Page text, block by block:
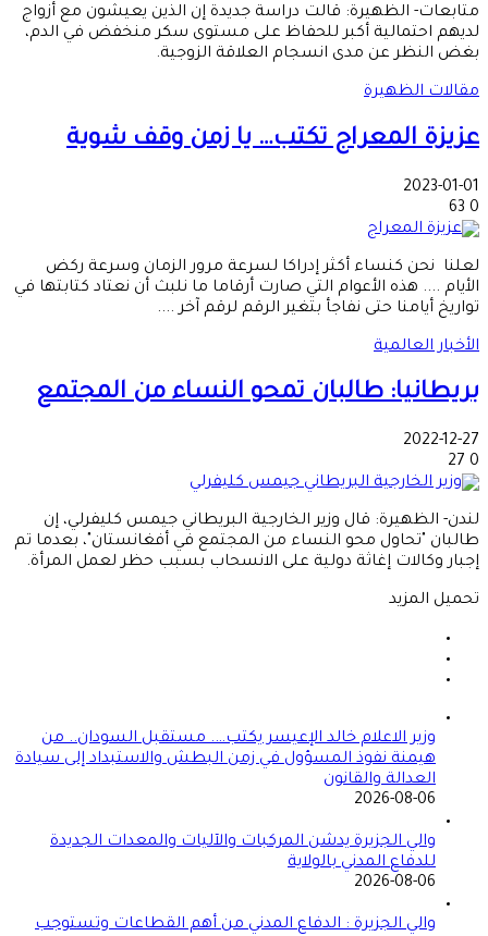
متابعات- الظهيرة: قالت دراسة جديدة إن الذين يعيشون مع أزواج
لديهم احتمالية أكبر للحفاظ على مستوى سكر منخفض في الدم،
بغض النظر عن مدى انسجام العلاقة الزوجية.
مقالات الظهيرة
عزيزة المعراج تكتب… يا زمن وقف شوية
2023-01-01
0
لعلنا نحن كنساء أكثر إدراكا لسرعة مرور الزمان وسرعة ركض
الأيام .... هذه الأعوام التي صارت أرقاما ما نلبث أن نعتاد كتابتها في
تواريخ أيامنا حتى نفاجأ بتغير الرقم لرقم آخر ....
الأخبار العالمية
بريطانيا: طالبان تمحو النساء من المجتمع
2022-12-27
0
لندن- الظهيرة: قال وزير الخارجية البريطاني جيمس كليفرلي، إن
طالبان "تحاول محو النساء من المجتمع في أفغانستان"، بعدما تم
إجبار وكالات إغاثة دولية على الانسحاب بسبب حظر لعمل المرأة.
تحميل المزيد
وزير الاعلام خالد الإعيسر يكتب…. مستقبل السودان.. من
هيمنة نفوذ المسؤول في زمن البطش والاستبداد إلى سيادة
العدالة والقانون
2026-08-06
والي الجزيرة يدشن المركبات والآليات والمعدات الجديدة
للدفاع المدني بالولاية
2026-08-06
والي الجزيرة : الدفاع المدني من أهم القطاعات وتستوجب